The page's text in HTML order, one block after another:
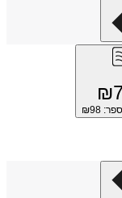
₪
₪
98